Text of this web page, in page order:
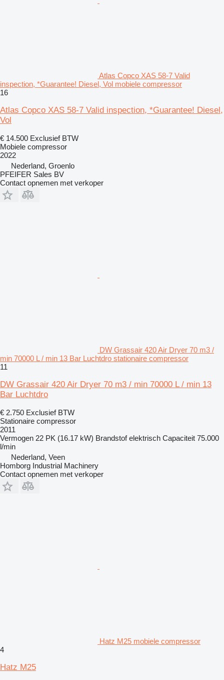
Atlas Copco XAS 58-7 Valid
inspection, *Guarantee! Diesel, Vol mobiele compressor
16
Atlas Copco XAS 58-7 Valid inspection, *Guarantee! Diesel,
Vol
€ 14.500 Exclusief BTW
Mobiele compressor
2022
Nederland, Groenlo
PFEIFER Sales BV
Contact opnemen met verkoper
DW Grassair 420 Air Dryer 70 m3 /
min 70000 L / min 13 Bar Luchtdro stationaire compressor
11
DW Grassair 420 Air Dryer 70 m3 / min 70000 L / min 13
Bar Luchtdro
€ 2.750 Exclusief BTW
Stationaire compressor
2011
Vermogen 22 PK (16.17 kW) Brandstof elektrisch Capaciteit 75.000
l/min
Nederland, Veen
Homborg Industrial Machinery
Contact opnemen met verkoper
Hatz M25 mobiele compressor
4
Hatz M25